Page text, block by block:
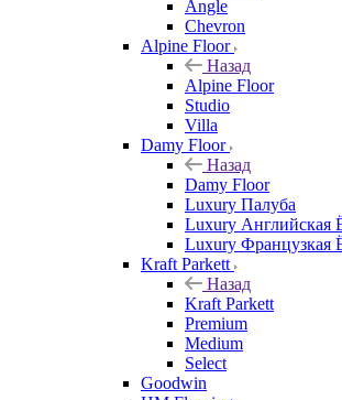
Angle
Chevron
Alpine Floor
Назад
Alpine Floor
Studio
Villa
Damy Floor
Назад
Damy Floor
Luxury Палуба
Luxury Английская
Luxury Французкая
Kraft Parkett
Назад
Kraft Parkett
Premium
Medium
Select
Goodwin